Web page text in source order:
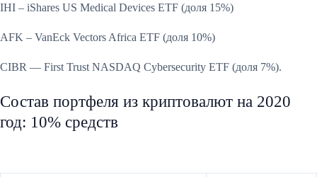
IHI – iShares US Medical Devices ETF (доля 15%)
AFK – VanEck Vectors Africa ETF (доля 10%)
CIBR — First Trust NASDAQ Cybersecurity ETF (доля 7%).
Состав портфеля из криптовалют на 2020
год: 10% средств